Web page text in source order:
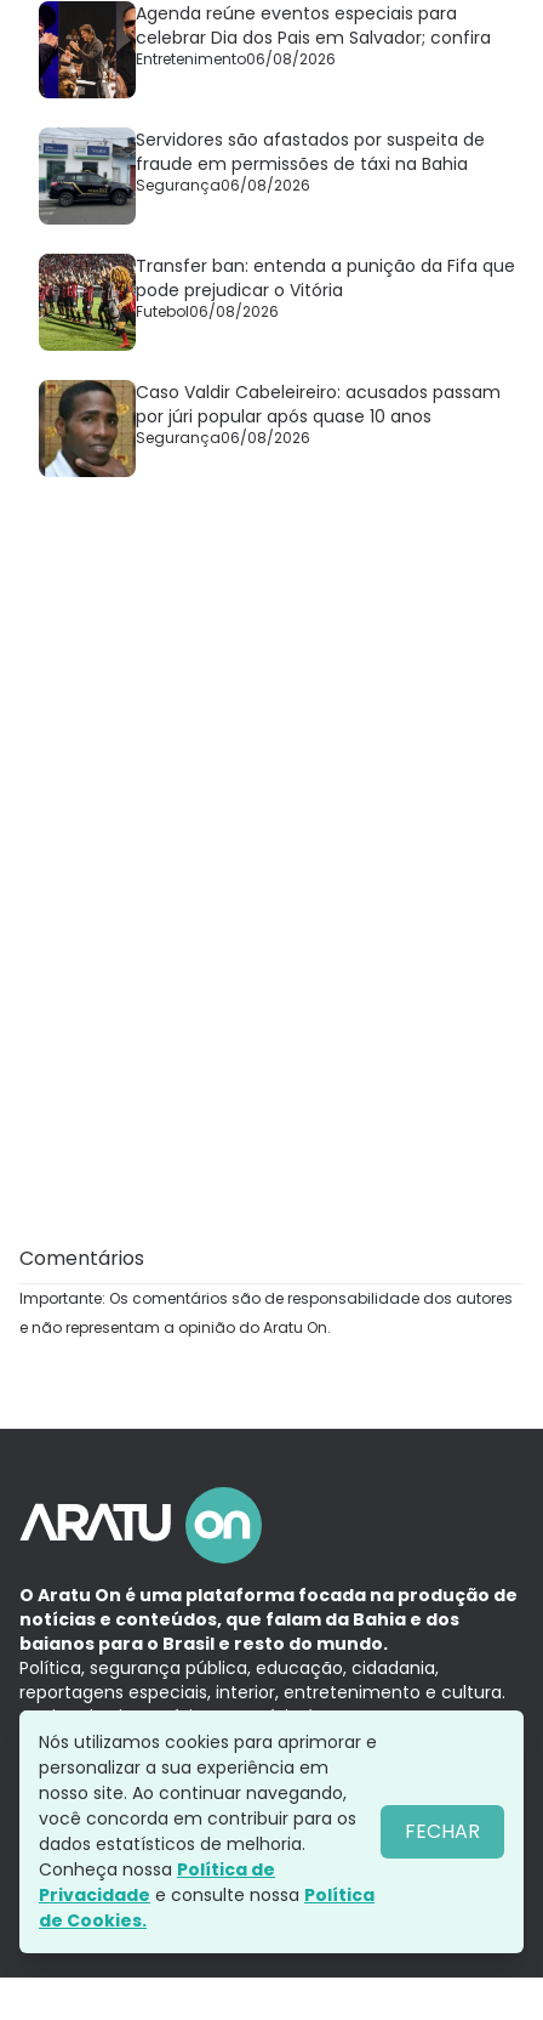
Agenda reúne eventos especiais para
celebrar Dia dos Pais em Salvador; confira
Entretenimento06/08/2026
Servidores são afastados por suspeita de
fraude em permissões de táxi na Bahia
Segurança06/08/2026
Transfer ban: entenda a punição da Fifa que
pode prejudicar o Vitória
Futebol06/08/2026
Caso Valdir Cabeleireiro: acusados passam
por júri popular após quase 10 anos
Segurança06/08/2026
Comentários
Importante: Os comentários são de responsabilidade dos autores
e não representam a opinião do Aratu On.
O Aratu On é uma plataforma focada na produção de
notícias e conteúdos, que falam da Bahia e dos
baianos para o Brasil e resto do mundo.
Política, segurança pública, educação, cidadania,
reportagens especiais, interior, entretenimento e cultura.
Aqui, tudo vira notícia e a notícia é no tempo presente,
com a credibilidade do Grupo Aratu.
Grupo Aratu
Política de privacidade
Siga-nos
Nós utilizamos cookies para aprimorar e
personalizar a sua experiência em
nosso site. Ao continuar navegando,
você concorda em contribuir para os
dados estatísticos de melhoria.
Conheça nossa Política de
Privacidade e consulte nossa Política
de Cookies.
FECHAR